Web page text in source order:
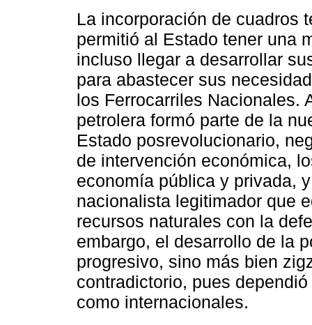
La incorporación de cuadros
permitió al Estado tener una
incluso llegar a desarrollar
para abastecer sus
los Ferrocarriles Nacionales.
petrolera formó parte de la
Estado posrevolucionario,
de intervención económica,
economía pública y privada,
nacionalista legitimador que
recursos naturales con la
embargo, el desarrollo de la
progresivo, sino más bien
contradictorio, pues
como internacionales.